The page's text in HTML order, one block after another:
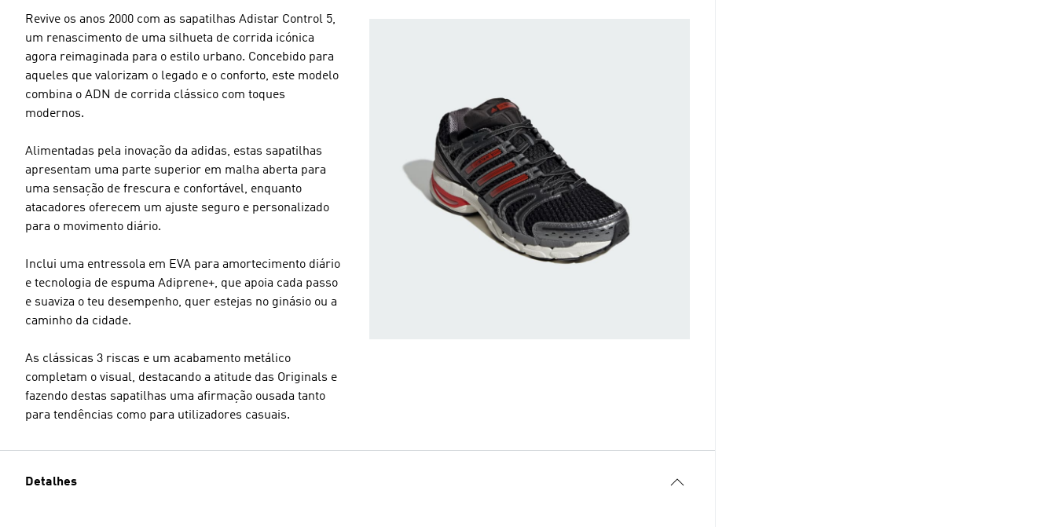
Revive os anos 2000 com as sapatilhas Adistar Control 5,
um renascimento de uma silhueta de corrida icónica
agora reimaginada para o estilo urbano. Concebido para
aqueles que valorizam o legado e o conforto, este modelo
combina o ADN de corrida clássico com toques
modernos.
Alimentadas pela inovação da adidas, estas sapatilhas
apresentam uma parte superior em malha aberta para
uma sensação de frescura e confortável, enquanto
atacadores oferecem um ajuste seguro e personalizado
para o movimento diário.
Inclui uma entressola em EVA para amortecimento diário
e tecnologia de espuma Adiprene+, que apoia cada passo
e suaviza o teu desempenho, quer estejas no ginásio ou a
caminho da cidade.
As clássicas 3 riscas e um acabamento metálico
completam o visual, destacando a atitude das Originals e
fazendo destas sapatilhas uma afirmação ousada tanto
para tendências como para utilizadores casuais.
Detalhes